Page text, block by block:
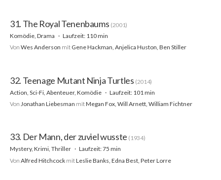
31. The Royal Tenenbaums (2001)
Komödie, Drama
Laufzeit: 110 min
Von Wes Anderson mit Gene Hackman, Anjelica Huston, Ben Stiller
32. Teenage Mutant Ninja Turtles (2014)
Action, Sci-Fi, Abenteuer, Komödie
Laufzeit: 101 min
Von Jonathan Liebesman mitMegan Fox, Will Arnett, William Fichtner
33. Der Mann, der zuviel wusste (1934)
Mystery, Krimi, Thriller
Laufzeit: 75 min
Von Alfred Hitchcock mitLeslie Banks, Edna Best, Peter Lorre